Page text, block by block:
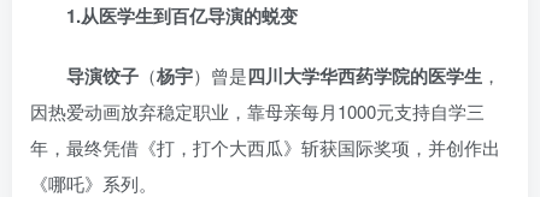
1.从医学生到百亿导演的蜕变
导演饺子 （杨宇）曾是四川大学华西药学院的医学生 ，
因热爱动画放弃稳定职业，靠母亲每月1000元支持自学三
年，最终凭借《打，打个大西瓜》斩获国际奖项，并创作出
《哪吒》系列。